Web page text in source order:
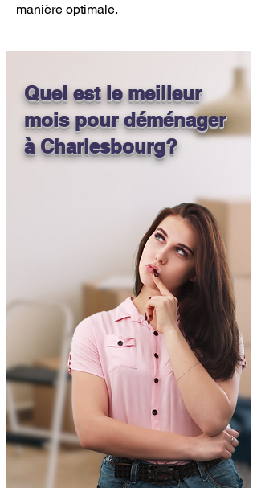
manière optimale.
Quel est le meilleur
mois pour déménager
à Charlesbourg?